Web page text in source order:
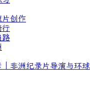
片创作
行
路
｜非洲纪录片导演与环